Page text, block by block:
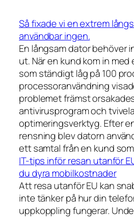
Så fixade vi en extrem
användbar ingen.
En långsam dator behöver
ut. När en kund kom in
som ständigt låg på 100
processoranvändning
problemet främst
antivirusprogram och
optimeringsverktyg. Efter
rensning blev datorn
ett samtal från en kund
IT-tips inför resan utanför
du dyra mobilkostnader
Att resa utanför EU kan
inte tänker på hur din
uppkoppling fungerar.